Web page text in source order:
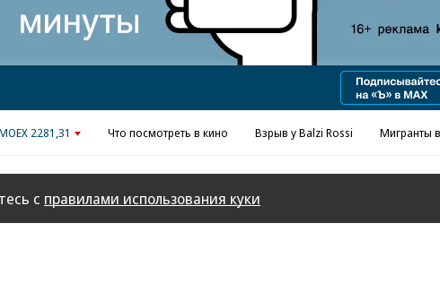
2281,31 Что посмотреть в кино Взрыв у Balzi Rossi Мигранты
с правилами использования куки